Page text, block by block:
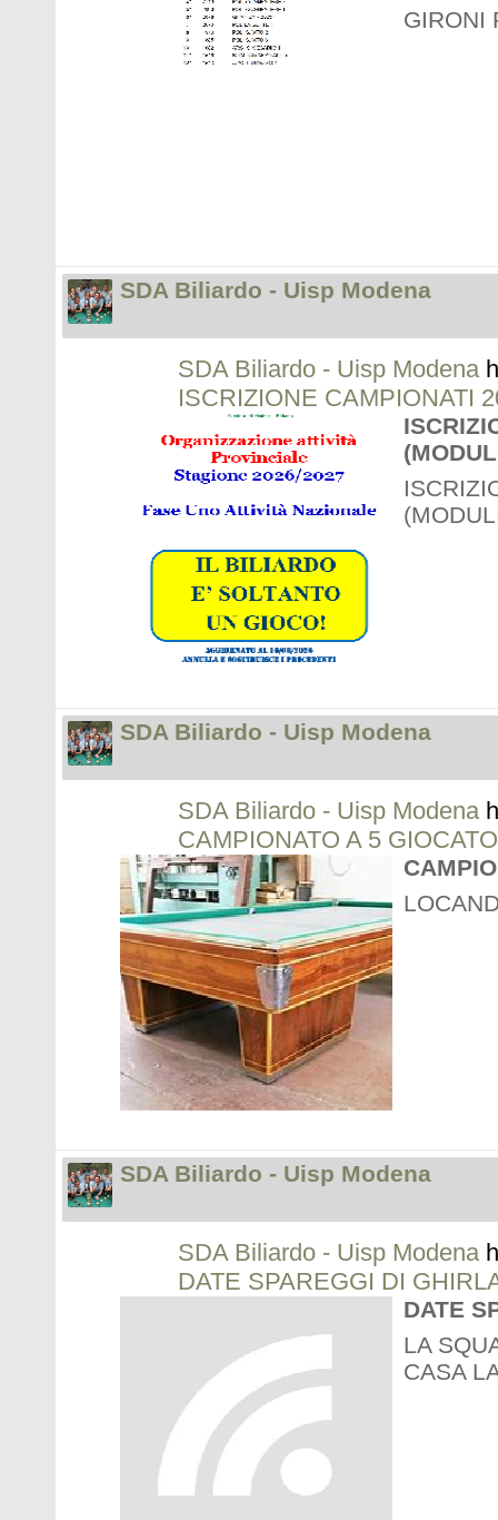
GIRONI
SDA Biliardo - Uisp Modena
SDA Biliardo - Uisp Modena
ISCRIZIONE CAMPIONATI
SDA Biliardo - Uisp Modena
SDA Biliardo - Uisp Modena
CAMPIONATO A 5
SDA Biliardo - Uisp Modena
SDA Biliardo - Uisp Modena
DATE SPAREGGI DI
DATE
LA
CASA